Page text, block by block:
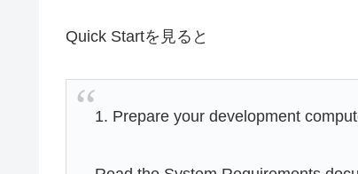
Quick Startを見ると
1. Prepare your development